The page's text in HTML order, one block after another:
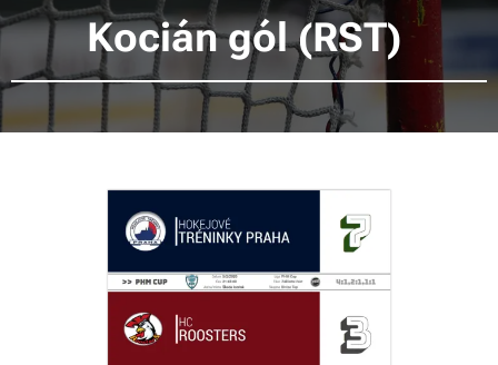
Kocián gól (RST)